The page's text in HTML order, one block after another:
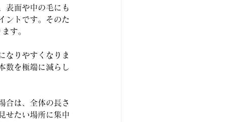
表面や中の毛にも
ントです。そのた
す。
なりやすくなりま
数を極端に減らし
合は、全体の長さ
せたい場所に集中